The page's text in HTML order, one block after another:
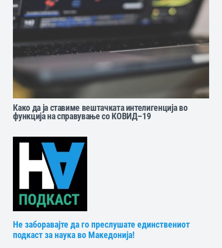
Како да ја ставиме вештачката интелигенција во
функција на справување со КОВИД–19
Не заборавајте да го преслушате единствениот
подкаст за наука во Македонија!